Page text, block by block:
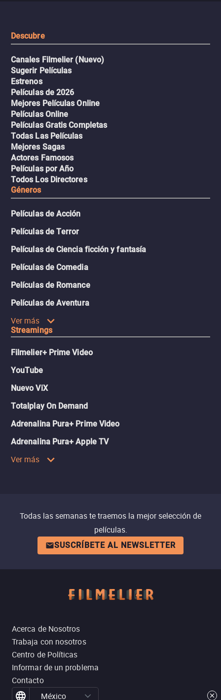
Descubre
Canales Filmelier (Nuevo)
Sugerir Películas
Estrenos
Películas de 2026
Mejores Películas Online
Películas Online
Películas Gratis Completas
Todas Las Películas
Mejores Sagas
Actores Famosos
Películas por Año
Todos Los Directores
Géneros
Películas de Acción
Películas de Terror
Películas de Ciencia ficción y fantasía
Películas de Comedia
Películas de Romance
Películas de Aventura
Ver más
Streamings
Filmelier+ Prime Video
YouTube
Nuevo ViX
Totalplay On Demand
Adrenalina Pura+ Prime Video
Adrenalina Pura+ Apple TV
Ver más
Todas las semanas te traemos la mejor selección de
películas.
SUSCRÍBETE AL NEWSLETTER
Acerca de Nosotros
Trabaja con nosotros
Centro de Políticas
Informar de un problema
Contacto
México